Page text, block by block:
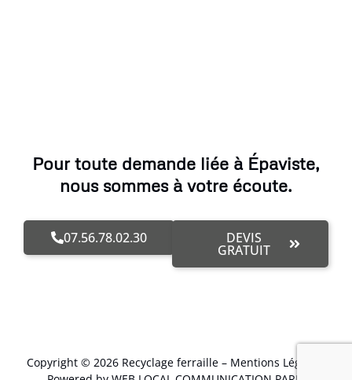
Pour toute demande liée à Épaviste,
nous sommes à votre écoute.
07.56.78.02.30 DEVIS
GRATUIT
Copyright © 2026 Recyclage ferraille – Mentions Légales